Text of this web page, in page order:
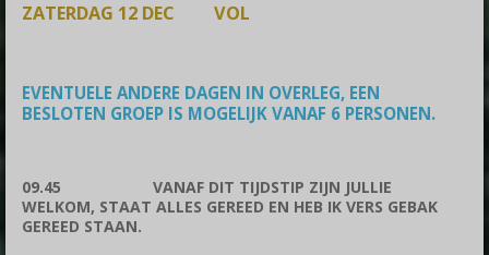
ZATERDAG 12 DEC VOL
EVENTUELE ANDERE DAGEN IN OVERLEG, EEN
BESLOTEN GROEP IS MOGELIJK VANAF 6 PERSONEN.
09.45 VANAF DIT TIJDSTIP ZIJN JULLIE
WELKOM, STAAT ALLES GEREED EN HEB IK VERS GEBAK
GEREED STAAN.